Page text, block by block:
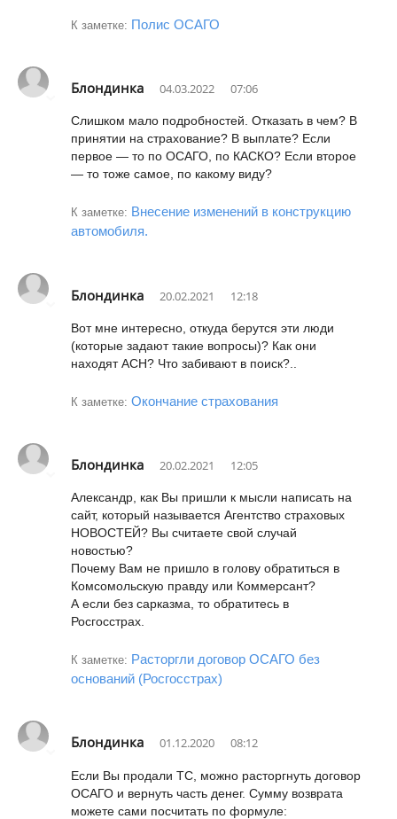
К заметке: Полис ОСАГО
Блондинка 04.03.2022 07:06
Слишком мало подробностей. Отказать в чем? В
принятии на страхование? В выплате? Если
первое — то по ОСАГО, по КАСКО? Если второе
— то тоже самое, по какому виду?
К заметке: Внесение изменений в конструкцию
автомобиля.
Блондинка 20.02.2021 12:18
Вот мне интересно, откуда берутся эти люди
(которые задают такие вопросы)? Как они
находят АСН? Что забивают в поиск?..
К заметке: Окончание страхования
Блондинка 20.02.2021 12:05
Александр, как Вы пришли к мысли написать на
сайт, который называется Агентство страховых
НОВОСТЕЙ? Вы считаете свой случай
новостью?
Почему Вам не пришло в голову обратиться в
Комсомольскую правду или Коммерсант?
А если без сарказма, то обратитесь в
Росгосстрах.
К заметке: Расторгли договор ОСАГО без
оснований (Росгосстрах)
Блондинка 01.12.2020 08:12
Если Вы продали ТС, можно расторгнуть договор
ОСАГО и вернуть часть денег. Сумму возврата
можете сами посчитать по формуле: